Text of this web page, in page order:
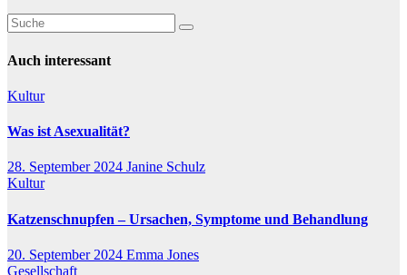
Auch interessant
Kultur
Was ist Asexualität?
28. September 2024 Janine Schulz
Kultur
Katzenschnupfen – Ursachen, Symptome und Behandlung
20. September 2024 Emma Jones
Gesellschaft